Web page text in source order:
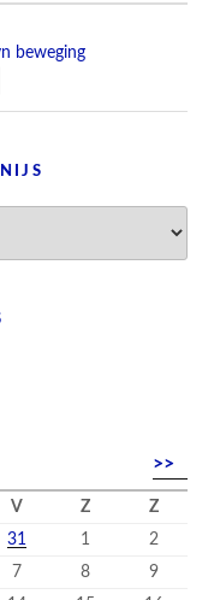
beweging
>>
V Z
Z
31 1
2
7 8
9